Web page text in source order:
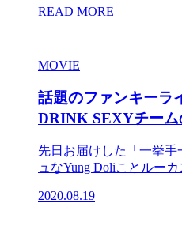
READ MORE
MOVIE
話題のファンキーラ
DRINK SEXYチー
先日お届けした「一挙
ュなYung Doliことルー
2020.08.19